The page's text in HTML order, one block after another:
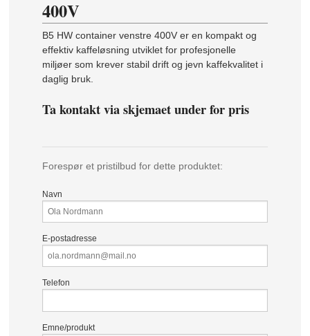
400V
B5 HW container venstre 400V er en kompakt og
effektiv kaffeløsning utviklet for profesjonelle
miljøer som krever stabil drift og jevn kaffekvalitet i
daglig bruk.
Ta kontakt via skjemaet under for pris
Forespør et pristilbud for dette produktet:
Navn
E-postadresse
Telefon
Emne/produkt